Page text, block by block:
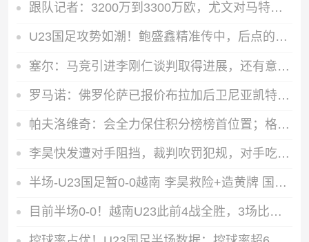
跟队记者：3200万到3300万欧，尤文对马特塔的第二份报价仍遭拒绝
U23国足攻势如潮！鲍盛鑫精准传中，后点的杨希没有顶到皮球
塞尔：马竞引进李刚仁谈判取得进展，还有意埃德森和若昂·戈麦斯
罗马诺：佛罗伦萨已报价布拉加后卫尼亚凯特，方案租借+买断选项
帕夫洛维奇：会全力保住积分榜榜首位置；格雷茨卡是我的支柱
李昊快发遭对手阻挡，裁判吹罚犯规，对手吃到一张黄牌
半场-U23国足暂0-0越南 李昊救险+造黄牌 国足控球超6成+4射0正
目前半场0-0！越南U23此前4战全胜，3场比赛上半场进球